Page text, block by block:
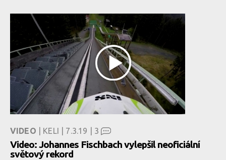
VIDEO | KELI | 7.3.19 | 3
Video: Johannes Fischbach vylepšil neoficiální
světový rekord